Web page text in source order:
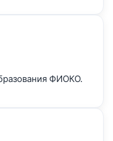
ФИОКО.